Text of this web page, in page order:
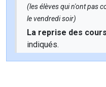
(les élèves qui n'ont pas
le vendredi soir)
La reprise des cours
indiqués.